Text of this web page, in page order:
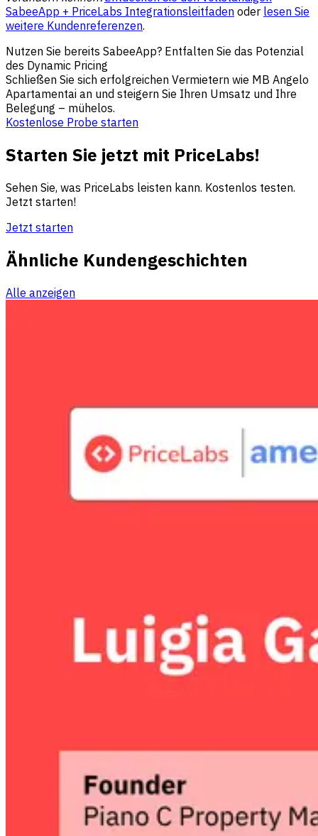
SabeeApp + PriceLabs Integrationsleitfaden oder lesen Sie
weitere Kundenreferenzen.
Nutzen Sie bereits SabeeApp? Entfalten Sie das Potenzial
des Dynamic Pricing
Schließen Sie sich erfolgreichen Vermietern wie MB Angelo
Apartamentai an und steigern Sie Ihren Umsatz und Ihre
Belegung – mühelos.
Kostenlose Probe starten
Starten Sie jetzt mit PriceLabs!
Sehen Sie, was PriceLabs leisten kann. Kostenlos testen.
Jetzt starten!
Jetzt starten
Ähnliche Kundengeschichten
Alle anzeigen